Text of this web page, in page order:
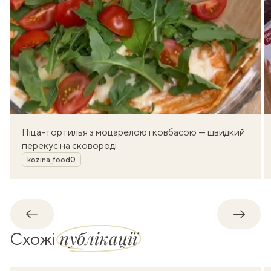
Піца-тортилья з моцарелою і ковбасою — швидкий
перекус на сковороді
Автор
kozina_food0
Назад
Схожіпублікації